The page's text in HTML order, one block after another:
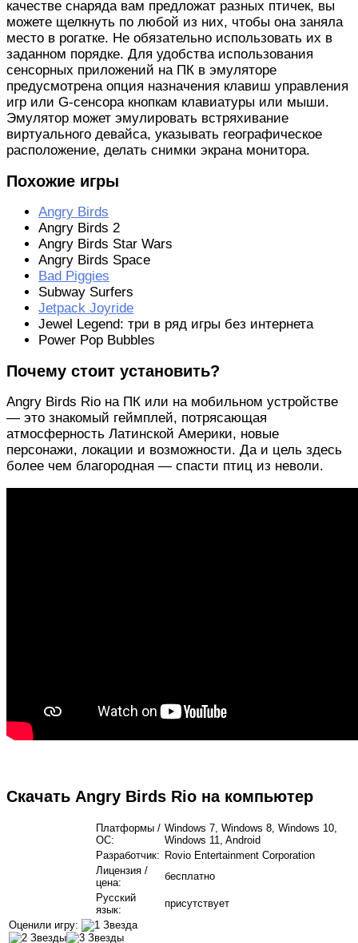
качестве снаряда вам предложат разных птичек, вы
можете щелкнуть по любой из них, чтобы она заняла
место в рогатке. Не обязательно использовать их в
заданном порядке. Для удобства использования
сенсорных приложений на ПК в эмуляторе
предусмотрена опция назначения клавиш управления
игр или G-сенсора кнопкам клавиатуры или мыши.
Эмулятор может эмулировать встряхивание
виртуального девайса, указывать географическое
расположение, делать снимки экрана монитора.
Похожие игры
Angry Birds
Angry Birds 2
Angry Birds Star Wars
Angry Birds Space
Bad Piggies
Subway Surfers
Jetpack Joyride
Jewel Legend: три в ряд игры без интернета
Power Pop Bubbles
Почему стоит установить?
Angry Birds Rio на ПК или на мобильном устройстве
— это знакомый геймплей, потрясающая
атмосферность Латинской Америки, новые
персонажи, локации и возможности. Да и цель здесь
более чем благородная — спасти птиц из неволи.
Скачать Angry Birds Rio на компьютер
Платформы /
ОС:
Windows 7, Windows 8, Windows 10,
Windows 11, Android
Разработчик: Rovio Entertainment Corporation
Лицензия /
цена:
бесплатно
Русский
язык:
присутствует
Оценили игру: